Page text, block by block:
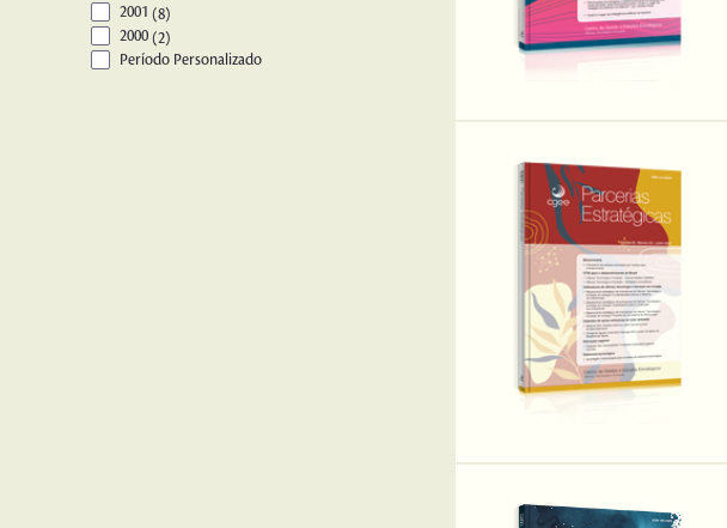
2001 (8)
2000 (2)
Período Personalizado